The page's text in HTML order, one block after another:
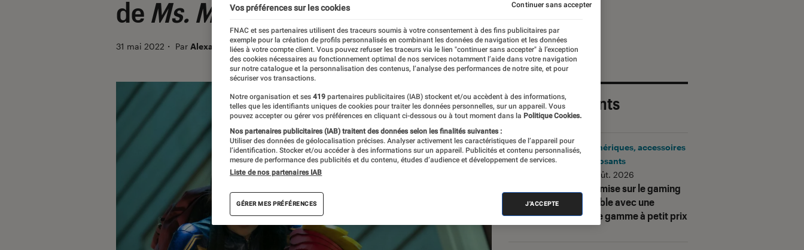
de Ms. Marvelprennent la pose
31 mai 2022 ・ Par Alexandre Manceau
Les plus récents
Corsair mise sur le gaming
accessible avec une
nouvelle gamme à petit prix
Périphériques, accessoires
et composants
06 août. 2026
Vos préférences sur les cookies
FNAC et ses partenaires utilisent des traceurs soumis à votre consentement à des fins publicitaires par
exemple pour la création de profils personnalisés en combinant les données de navigation et les données
liées à votre compte client. Vous pouvez refuser les traceurs via le lien "continuer sans accepter" à l’exception
des cookies nécessaires au fonctionnement optimal de nos services notamment l’aide dans votre navigation
sur notre catalogue et la personnalisation des contenus, l’analyse des performances de notre site, et pour
sécuriser vos transactions.
Notre organisation et ses 419 partenaires publicitaires (IAB) stockent et/ou accèdent à des informations,
telles que les identifiants uniques de cookies pour traiter les données personnelles, sur un appareil. Vous
pouvez accepter ou gérer vos préférences en cliquant ci-dessous ou à tout moment dans la Politique Cookies.
Nos partenaires publicitaires (IAB) traitent des données selon les finalités suivantes :
Utiliser des données de géolocalisation précises. Analyser activement les caractéristiques de l’appareil pour
l’identification. Stocker et/ou accéder à des informations sur un appareil. Publicités et contenu personnalisés,
mesure de performance des publicités et du contenu, études d’audience et développement de services.
Liste de nos partenaires IAB
GÉRER MES PRÉFÉRENCES J'ACCEPTE
Continuer sans accepter